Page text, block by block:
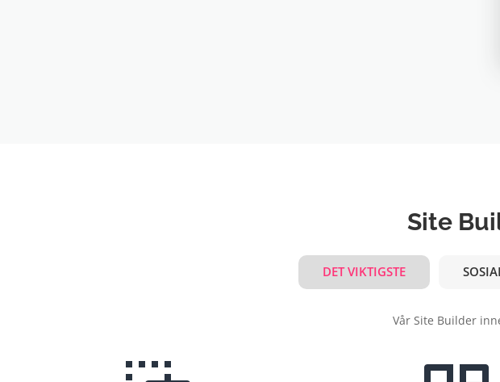
Site
DET VIKTIGSTE
Vår Site Builder